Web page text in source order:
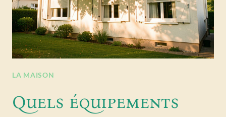
LA MAISON
Quels équipements